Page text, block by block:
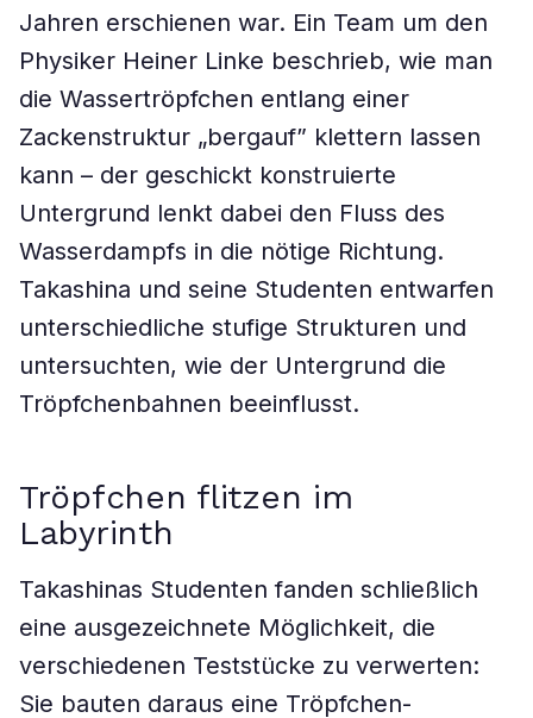
Jahren erschienen war. Ein Team um den
Physiker Heiner Linke beschrieb, wie man
die Wassertröpfchen entlang einer
Zackenstruktur „bergauf” klettern lassen
kann – der geschickt konstruierte
Untergrund lenkt dabei den Fluss des
Wasserdampfs in die nötige Richtung.
Takashina und seine Studenten entwarfen
unterschiedliche stufige Strukturen und
untersuchten, wie der Untergrund die
Tröpfchenbahnen beeinflusst.
Tröpfchen flitzen im
Labyrinth
Takashinas Studenten fanden schließlich
eine ausgezeichnete Möglichkeit, die
verschiedenen Teststücke zu verwerten:
Sie bauten daraus eine Tröpfchen-